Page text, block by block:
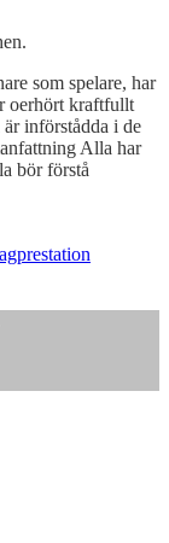
som spelare, har
oerhört kraftfullt
införstådda i de
Alla har
bör förstå